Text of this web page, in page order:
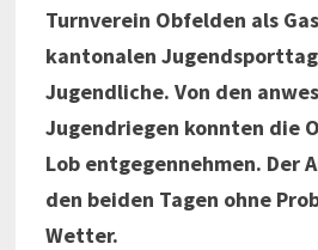
Turnverein Obfelden als
kantonalen
Jugendliche. Von den
Jugendriegen konnten die
Lob entgegennehmen. Der
den beiden Tagen ohne
Wetter.